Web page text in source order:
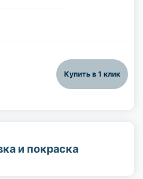
Купить в 1 клик
и покраска